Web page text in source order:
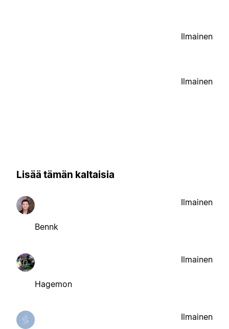
Ilmainen
Ilmainen
Lisää tämän kaltaisia
Bennk
Ilmainen
Hagemon
Ilmainen
Ilmainen